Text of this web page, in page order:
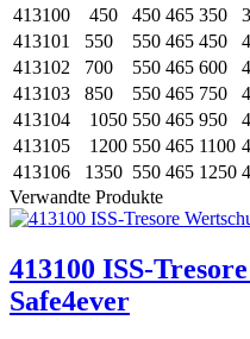
413100
450 450 465 350
413101
550 550 465 450
413102
700 550 465 600
413103
850 550 465 750
413104
1050 550 465 950
413105
1200 550 465 1100
413106
1350 550 465 1250
Verwandte Produkte
413100 ISS-
Safe4ever